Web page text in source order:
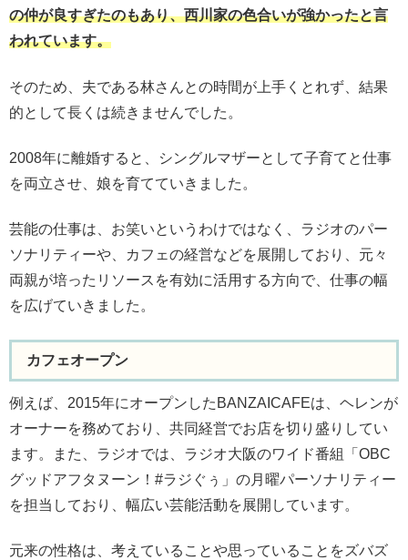
の仲が良すぎたのもあり、西川家の色合いが強かったと言
われています。
そのため、夫である林さんとの時間が上手くとれず、結果
的として長くは続きませんでした。
2008年に離婚すると、シングルマザーとして子育てと仕事
を両立させ、娘を育てていきました。
芸能の仕事は、お笑いというわけではなく、ラジオのパー
ソナリティーや、カフェの経営などを展開しており、元々
両親が培ったリソースを有効に活用する方向で、仕事の幅
を広げていきました。
カフェオープン
例えば、2015年にオープンしたBANZAICAFEは、ヘレンが
オーナーを務めており、共同経営でお店を切り盛りしてい
ます。また、ラジオでは、ラジオ大阪のワイド番組「OBC
グッドアフタヌーン！#ラジぐぅ」の月曜パーソナリティー
を担当しており、幅広い芸能活動を展開しています。
元来の性格は、考えていることや思っていることをズバズ